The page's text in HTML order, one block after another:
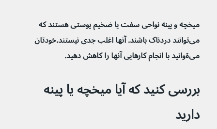
میخچه و پینه نواحی سفت یا ضخیم پوستی هستند که
می‌توانند دردناک باشند. آنها اغلب جدی نیستند.خودتان
می‌ةوانید با انجام کارهایی آنها را کاهش دهید.
بررسی کنید که آیا میخچه یا پینه
دارید